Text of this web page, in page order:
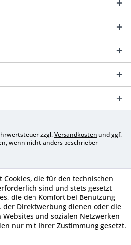
zzgl.Versandkosten und ggf.
wenn nicht anders beschrieben
Cookies, die für den technischen
sind und stets gesetzt
die den Komfort bei Benutzung
der Direktwerbung dienen oder die
und sozialen Netzwerken
nur mit Ihrer Zustimmung gesetzt.